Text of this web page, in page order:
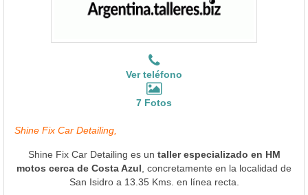
Ver teléfono
7 Fotos
Shine Fix Car Detailing,
Shine Fix Car Detailing es un taller especializado en HM
motos cerca de Costa Azul , concretamente en la localidad de
San Isidro a 13.35 Kms. en línea recta.